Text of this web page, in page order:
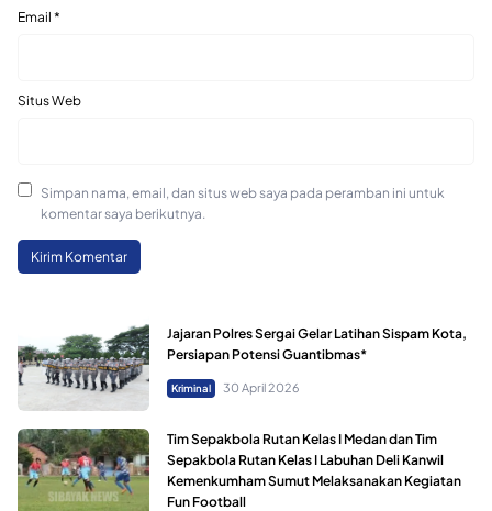
Email *
Situs Web
Simpan nama, email, dan situs web saya pada peramban ini untuk
komentar saya berikutnya.
Jajaran Polres Sergai Gelar Latihan Sispam Kota,
Persiapan Potensi Guantibmas*
Kriminal 30 April 2026
Tim Sepakbola Rutan Kelas I Medan dan Tim
Sepakbola Rutan Kelas I Labuhan Deli Kanwil
Kemenkumham Sumut Melaksanakan Kegiatan
Fun Football